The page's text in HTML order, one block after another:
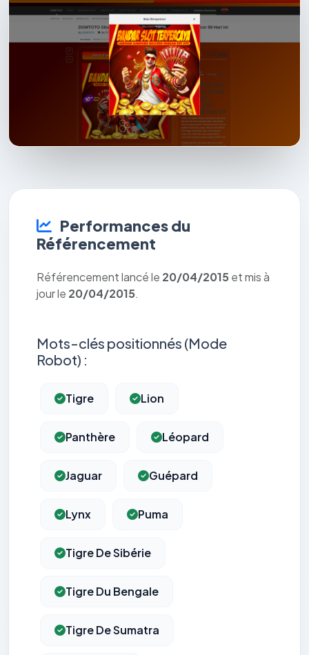
Performances du
Référencement
Référencement lancé le 20/04/2015 et mis à
jour le 20/04/2015.
Mots-clés positionnés (Mode
Robot) :
Tigre Lion
Panthère Léopard
Jaguar Guépard
Lynx Puma
Tigre De Sibérie
Tigre Du Bengale
Tigre De Sumatra